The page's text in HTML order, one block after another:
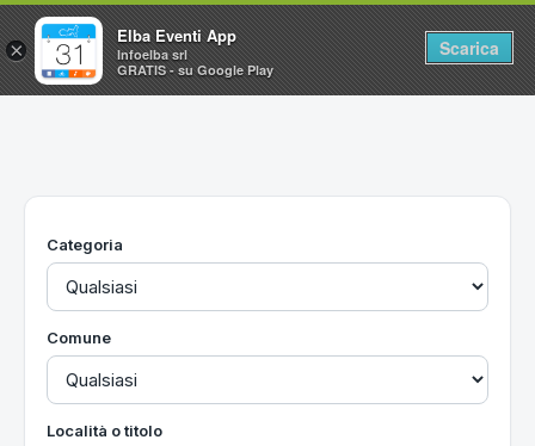
Home
Utilità
Categoria
Comune
Località o titolo
×
Elba Eventi App
Infoelba srl
GRATIS - su Google Play
Scarica